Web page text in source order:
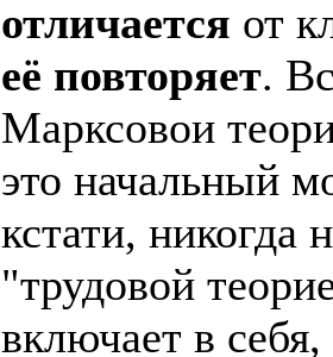
отличается от
её повторяет.
Марксовои
это начальный
кстати, никогда
"трудовой
включает в